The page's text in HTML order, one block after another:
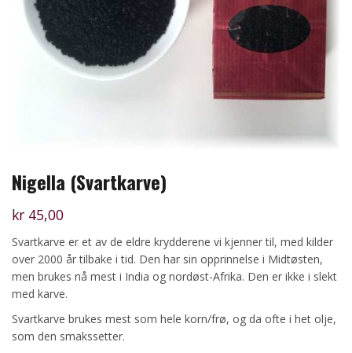
Nigella (Svartkarve)
kr 45,00
Svartkarve er et av de eldre krydderene vi kjenner til, med kilder
over 2000 år tilbake i tid. Den har sin opprinnelse i Midtøsten,
men brukes nå mest i India og nordøst-Afrika. Den er ikke i slekt
med karve.
Svartkarve brukes mest som hele korn/frø, og da ofte i het olje,
som den smakssetter.